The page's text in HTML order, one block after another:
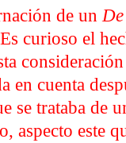
de un
curioso el
en cuenta
se trataba de
aspecto este